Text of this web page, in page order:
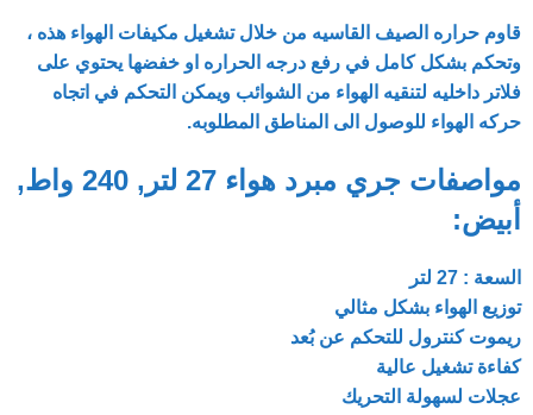
قاوم حراره الصيف القاسيه من خلال تشغيل مكيفات الهواء هذه ،
وتحكم بشكل كامل في رفع درجه الحراره او خفضها يحتوي على
فلاتر داخليه لتنقيه الهواء من الشوائب ويمكن التحكم في اتجاه
حركه الهواء للوصول الى المناطق المطلوبه.
مواصفات جري مبرد هواء 27 لتر, 240 واط,
أبيض:
السعة : 27 لتر
توزيع الهواء بشكل مثالي
ريموت كنترول للتحكم عن بُعد
كفاءة تشغيل عالية
عجلات لسهولة التحريك